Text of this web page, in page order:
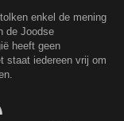
enkel de mening
de Joodse
heeft geen
staat iedereen vrij om